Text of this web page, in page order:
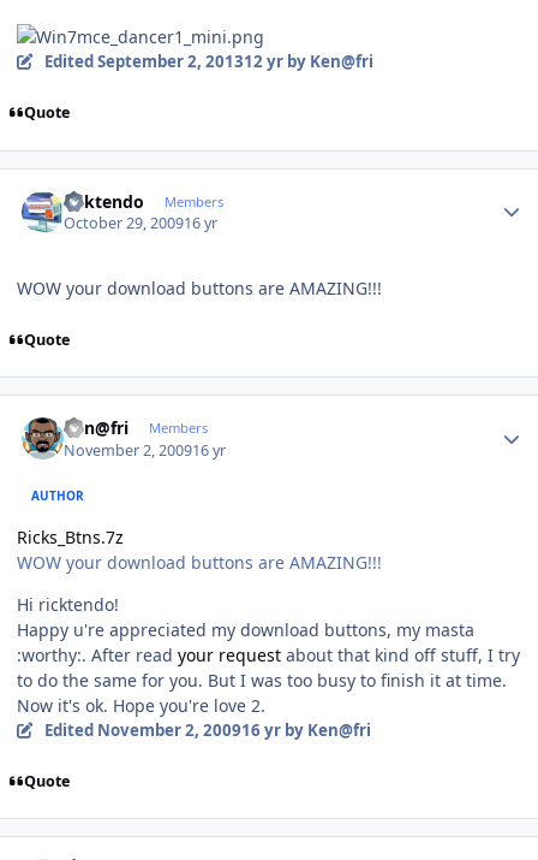
Edited September 2, 201312 yrby Ken@fri
Quote
ricktendo Members
October 29, 200916 yr
WOW your download buttons are AMAZING!!!
Quote
Ken@fri Members
November 2, 200916 yr
AUTHOR
Ricks_Btns.7z
WOW your download buttons are AMAZING!!!
Hi ricktendo!
Happy u're appreciated my download buttons, my masta
:worthy:. After read your request about that kind off stuff, I try
to do the same for you. But I was too busy to finish it at time.
Now it's ok. Hope you're love 2.
Edited November 2, 200916 yrby Ken@fri
Quote